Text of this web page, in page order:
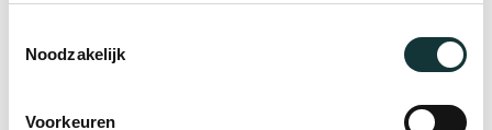
Noodzakelijk
Voorkeuren
bij aan de instandhouding van het unieke
monumentale erfgoed dat de Pieterskerk Leiden is.